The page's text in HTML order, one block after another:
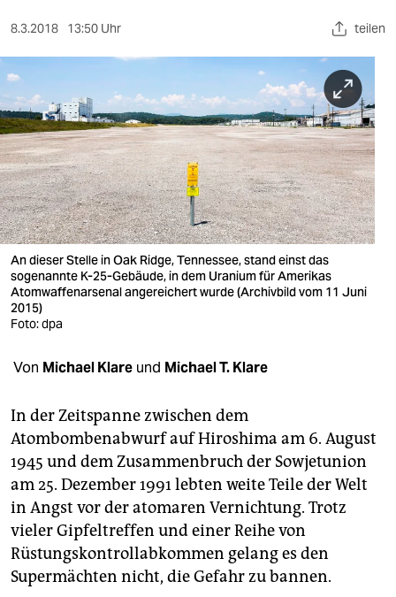
sport
berlin
nord
wahrheit
verlag
verlag
veranstaltungen
shop
abo
genossenschaft
epaper login
8.3.2018 13:50 Uhr teilen
An dieser Stelle in Oak Ridge, Tennessee, stand einst das
sogenannte K-25-Gebäude, in dem Uranium für Amerikas
Atomwaffenarsenal angereichert wurde (Archivbild vom 11 Juni
2015)
Foto: dpa
Von Michael Klare und Michael T. Klare
In der Zeitspanne zwischen dem
Atombombenabwurf auf Hiroshima am 6. August
1945 und dem Zusammenbruch der Sowjetunion
am 25. Dezember 1991 lebten weite Teile der Welt
in Angst vor der atomaren Vernichtung. Trotz
vieler Gipfeltreffen und einer Reihe von
Rüstungskontrollabkommen gelang es den
Supermächten nicht, die Gefahr zu bannen.